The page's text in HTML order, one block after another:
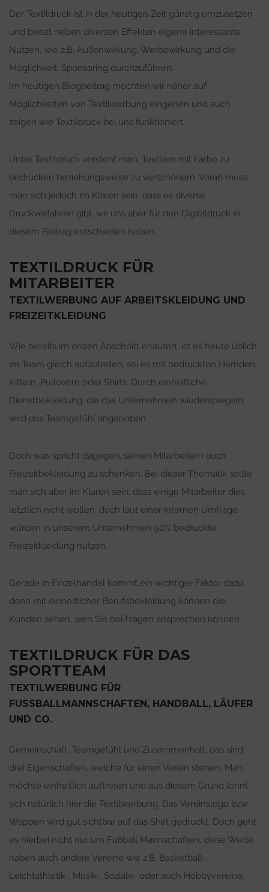
Der Textildruck ist in der heutigen Zeit günstig umzusetzen
und bietet neben diversen Effekten eigene interessante
Nutzen, wie z.B. Außenwirkung, Werbewirkung und die
Möglichkeit, Sponsoring durchzuführen.
Im heutigen Blogbeitrag möchten wir näher auf
Möglichkeiten von Textilwerbung eingehen und auch
zeigen wie Textildruck bei uns funktioniert.
Unter Textildruck versteht man, Textilien mit Farbe zu
bedrucken beziehungsweise zu verschönern. Vorab muss
man sich jedoch im Klaren sein, dass es diverse
Druckverfahren gibt, wir uns aber für den Digitaldruck in
diesem Beitrag entschieden haben.
TEXTILDRUCK FÜR
MITARBEITER
TEXTILWERBUNG AUF ARBEITSKLEIDUNG UND
FREIZEITKLEIDUNG
Wie bereits im ersten Abschnitt erläutert, ist es heute üblich
im Team gleich aufzutreten, sei es mit bedruckten Hemden,
Kitteln, Pullovern oder Shirts. Durch einheitliche
Dienstbekleidung, die das Unternehmen wiederspiegeln,
wird das Teamgefühl angehoben.
Doch was spricht dagegen, seinen Mitarbeitern auch
Freizeitbekleidung zu schenken. Bei dieser Thematik sollte
man sich aber im Klaren sein, dass einige Mitarbeiter dies
letztlich nicht wollen, doch laut einer internen Umfrage
würden in unserem Unternehmen 90% bedruckte
Freizeitkleidung nutzen.
Gerade in Einzelhandel kommt ein wichtiger Faktor dazu,
denn mit einheitlicher Berufsbekleidung können die
Kunden sehen, wen Sie bei Fragen ansprechen können.
TEXTILDRUCK FÜR DAS
SPORTTEAM
TEXTILWERBUNG FÜR
FUSSBALLMANNSCHAFTEN, HANDBALL, LÄUFER U
ND CO.
Gemeinschaft, Teamgefühl und Zusammenhalt, das sind
drei Eigenschaften, welche für einen Verein stehen. Man
möchte einheitlich auftreten und aus diesem Grund lohnt
sich natürlich hier die Textilwerbung. Das Vereinslogo bzw.
Wappen wird gut sichtbar auf das Shirt gedruckt. Doch geht
es hierbei nicht nur um Fußball Mannschaften, diese Werte
haben auch andere Vereine wie z.B. Basketball-,
Leichtathletik-, Musik-, Soziale- oder auch Hobbyvereine.